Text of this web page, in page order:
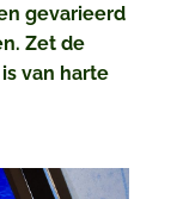
gevarieerd
Zet de
van harte